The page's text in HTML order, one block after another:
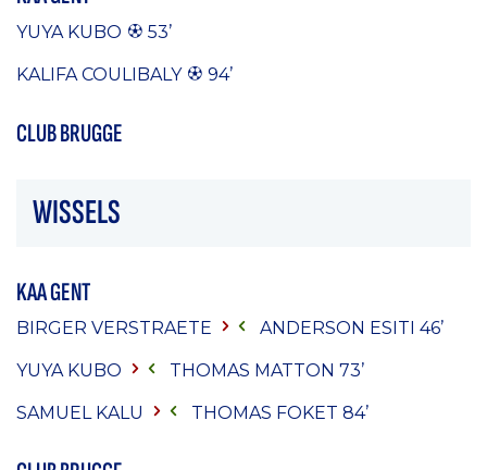
YUYA KUBO 53’
KALIFA COULIBALY 94’
CLUB BRUGGE
WISSELS
KAA GENT
BIRGER VERSTRAETE ANDERSON ESITI 46’
YUYA KUBO THOMAS MATTON 73’
SAMUEL KALU THOMAS FOKET 84’